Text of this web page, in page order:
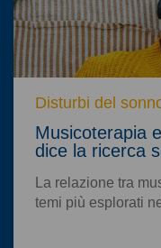
Disturbi del
Musicoterapia
dice la ricerca
La relazione tra
temi più esplorati